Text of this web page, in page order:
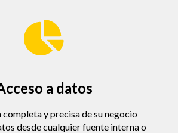
a datos
y precisa de su negocio
desde cualquier fuente interna o